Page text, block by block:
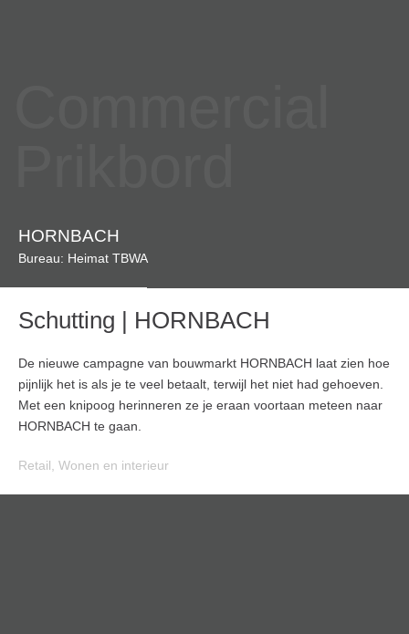
HORNBACH
Bureau: Heimat TBWA
Schutting | HORNBACH
De nieuwe campagne van bouwmarkt HORNBACH laat zien hoe
pijnlijk het is als je te veel betaalt, terwijl het niet had gehoeven.
Met een knipoog herinneren ze je eraan voortaan meteen naar
HORNBACH te gaan.
Retail Wonen en interieur